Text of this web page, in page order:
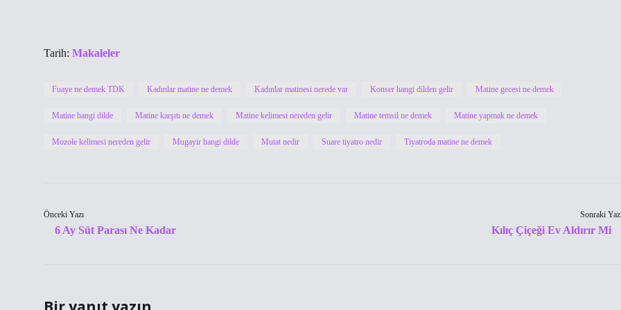
Tarih: Makaleler
Fuaye ne demek TDK Kadınlar matine ne demek Kadınlar matinesi nerede var Konser hangi dilden gelir Matine gecesi ne demek
Matine hangi dilde Matine karşıtı ne demek Matine kelimesi nereden gelir Matine temsil ne demek Matine yapmak ne demek
Mozole kelimesi nereden gelir Mugayir hangi dilde Mutat nedir Suare tiyatro nedir Tiyatroda matine ne demek
Önceki Yazı
6 Ay Süt Parası Ne Kadar
Sonraki
Kılıç Çiçeği Ev Aldırır Mi